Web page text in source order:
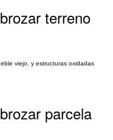
terreno
viejo, y estructuras oxidadas
parcela